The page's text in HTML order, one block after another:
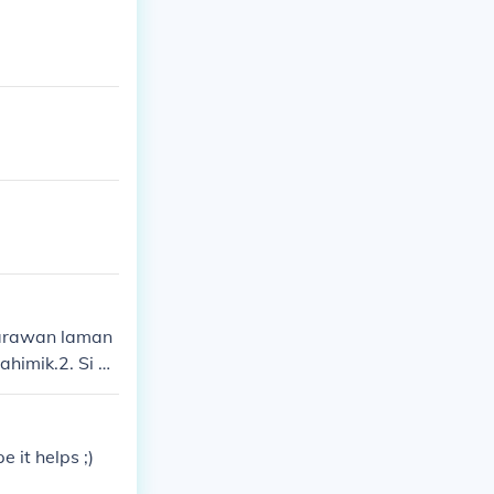
laman
Si M
nagtutulad
si Ag
it helps ;)